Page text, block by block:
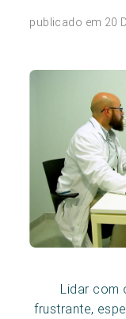
publicado em 20
Lidar com
frustrante,